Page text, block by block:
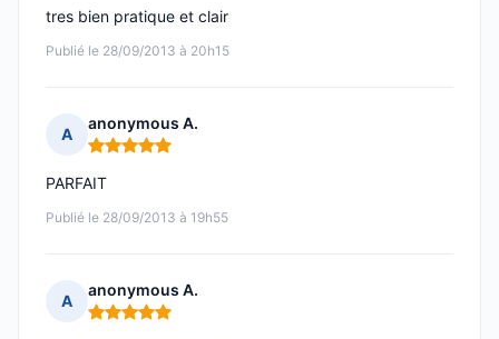
Publié le 28/09/2013 à 20h15
tres bien pratique et clair
A
anonymous A.
Note : 5 sur 5
Publié le 28/09/2013 à 19h55
PARFAIT
A
anonymous A.
Note : 5 sur 5